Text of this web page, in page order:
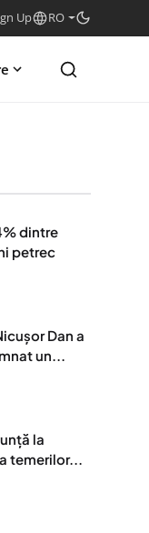
Up RO
dintre
petrec
Dan a
un...
la
temerilor...